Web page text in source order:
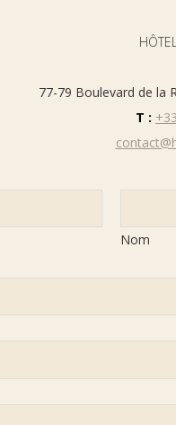
77-79 Boulevard de la
T :
Nom